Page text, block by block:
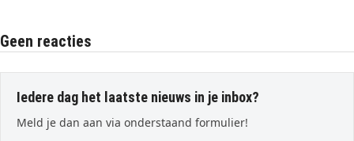
Geen reacties
Iedere dag het laatste nieuws in je inbox?
Meld je dan aan via onderstaand formulier!